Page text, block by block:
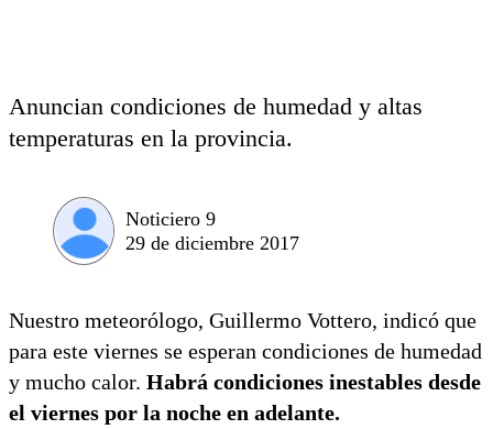
Anuncian condiciones de humedad y altas
temperaturas en la provincia.
Noticiero 9
29 de diciembre 2017
Nuestro meteorólogo, Guillermo Vottero, indicó que
para este viernes se esperan condiciones de humedad
y mucho calor. Habrá condiciones inestables desde
el viernes por la noche en adelante.